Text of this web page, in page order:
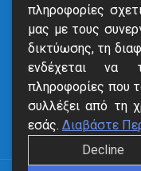
Υπηρεσίες
SmartVille
Online Eξόφληση
Δήλωση Βλάβης
Αιτήσεις
πληροφορίες
μας με τους
δικτύωσης, τη
ενδέχεται να
πληροφορίες που
συλλέξει από τη
εσάς. Διαβάστε
Decline